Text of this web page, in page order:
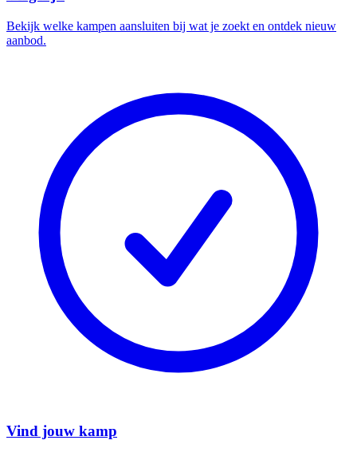
Bekijk welke kampen aansluiten bij wat je zoekt en ontdek nieuw
aanbod.
Vind jouw kamp